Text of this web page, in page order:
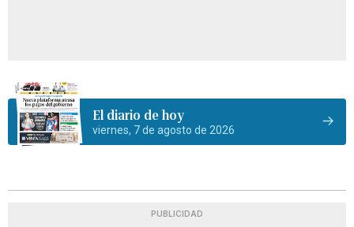
El diario de hoy
viernes, 7 de agosto de 2026
PUBLICIDAD